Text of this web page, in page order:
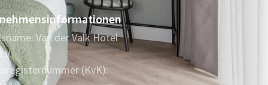
Van der Valk Hotel
(KvK):